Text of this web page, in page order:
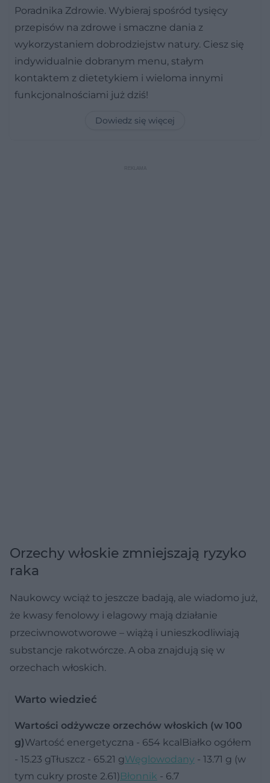
Poradnika Zdrowie. Wybieraj spośród tysięcy
przepisów na zdrowe i smaczne dania z
wykorzystaniem dobrodziejstw natury. Ciesz się
indywidualnie dobranym menu, stałym
kontaktem z dietetykiem i wieloma innymi
funkcjonalnościami już dziś!
Dowiedz się więcej
Orzechy włoskie zmniejszają ryzyko
raka
Naukowcy wciąż to jeszcze badają, ale wiadomo już,
że kwasy fenolowy i elagowy mają działanie
przeciwnowotworowe – wiążą i unieszkodliwiają
substancje rakotwórcze. A oba znajdują się w
orzechach włoskich.
Warto wiedzieć
Wartości odżywcze orzechów włoskich (w 100
g)Wartość energetyczna - 654 kcalBiałko ogółem
- 15.23 gTłuszcz - 65.21 gWęglowodany - 13.71 g (w
tym cukry proste 2.61)Błonnik - 6.7